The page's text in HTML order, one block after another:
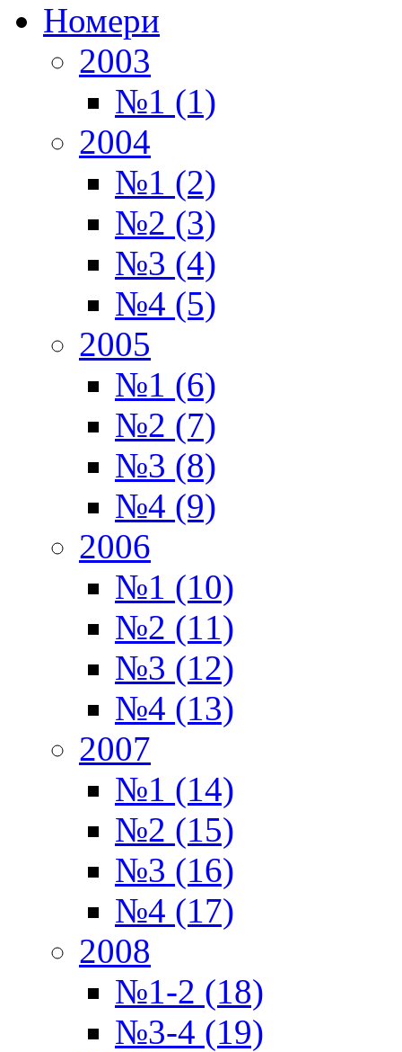
Номери
2003
№1 (1)
2004
№1 (2)
№2 (3)
№3 (4)
№4 (5)
2005
№1 (6)
№2 (7)
№3 (8)
№4 (9)
2006
№1 (10)
№2 (11)
№3 (12)
№4 (13)
2007
№1 (14)
№2 (15)
№3 (16)
№4 (17)
2008
№1-2 (18)
№3-4 (19)